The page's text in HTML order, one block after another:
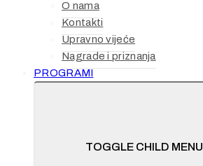
O nama
Kontakti
Upravno vijeće
Nagrade i priznanja
PROGRAMI
TOGGLE CHILD MENU